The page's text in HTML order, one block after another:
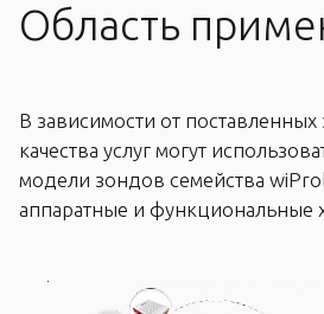
Область
В зависимости от поставленных
качества услуг могут
модели зондов семейства
аппаратные и функциональные